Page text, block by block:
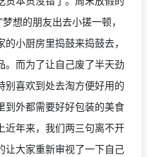
想的朋友出去小搓一顿，
小厨房里捣鼓来捣鼓去，
。而为了让自己废了半天劲
别喜欢到处去淘方便好用的
到外都需要好好包装的美食
近年来，我们两三句离不开
让大家重新审视了一下自己